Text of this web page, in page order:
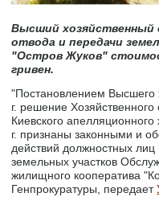
Высший хозяйственный
отвода и передачи
"Остров Жуков"
гривен.
"Постановлением Высшего
г. решение
Киевского
г. признаны законными и
действий должностных
земельных участков
жилищного кооператива
Генпрокуратуры, передает